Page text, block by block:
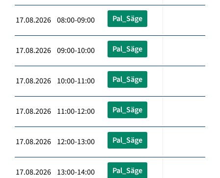
17.08.2026 08:00-09:00 Pal_Säge
17.08.2026 09:00-10:00 Pal_Säge
17.08.2026 10:00-11:00 Pal_Säge
17.08.2026 11:00-12:00 Pal_Säge
17.08.2026 12:00-13:00 Pal_Säge
17.08.2026 13:00-14:00 Pal_Säge